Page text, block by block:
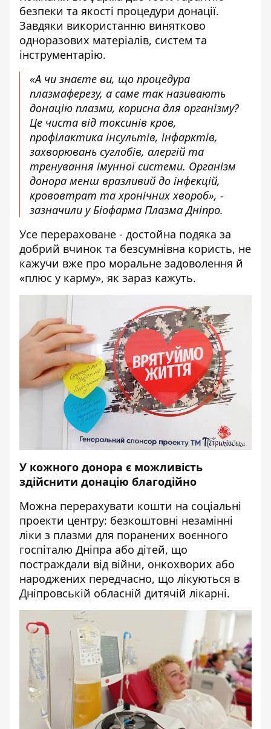
безпеки та якості процедури донації.
Завдяки використанню винятково
одноразових матеріалів, систем та
інструментарію.
«А чи знаєте ви, що процедура
плазмаферезу, а саме так називають
донацію плазми, корисна для організму?
Це чиста від токсинів кров,
профілактика інсультів, інфарктів,
захворювань суглобів, алергій та
тренування імунної системи. Організм
донора менш вразливий до інфекцій,
крововтрат та хронічних хвороб», -
зазначили у Біофарма Плазма Дніпро.
Усе перераховане - достойна подяка за
добрий вчинок та безсумнівна користь, не
кажучи вже про моральне задоволення й
«плюс у карму», як зараз кажуть.
У кожного донора є можливість
здійснити донацію благодійно
Можна перерахувати кошти на соціальні
проекти центру: безкоштовні незамінні
ліки з плазми для поранених воєнного
госпіталю Дніпра або дітей, що
постраждали від війни, онкохворих або
народжених передчасно, що лікуються в
Дніпровській обласній дитячій лікарні.